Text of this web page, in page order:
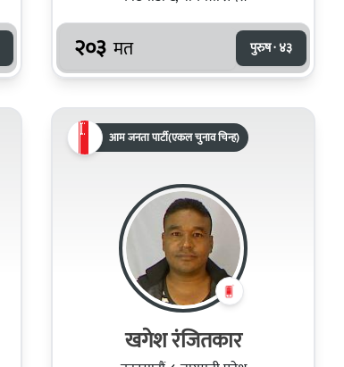
२०३ मत पुरुष · ४३
आम जनता पार्टी(एकल चुनाव चिन्ह)
खगेश रंजितकार